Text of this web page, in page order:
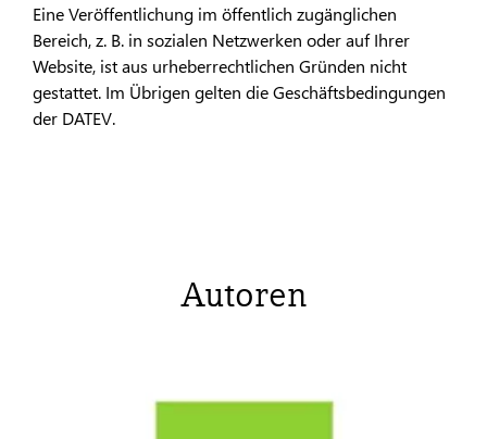
Eine Veröffentlichung im öffentlich zugänglichen
Bereich, z. B. in sozialen Netzwerken oder auf Ihrer
Website, ist aus urheberrechtlichen Gründen nicht
gestattet. Im Übrigen gelten die Geschäftsbedingungen
der DATEV.
Autoren